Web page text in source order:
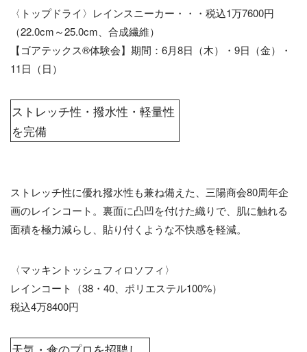
〈トップドライ〉レインスニーカー・・・税込1万7600円
（22.0cm～25.0cm、合成繊維）
【ゴアテックス®体験会】期間：6月8日（木）・9日（金）・
11日（日）
ストレッチ性・撥水性・軽量性
を完備
ストレッチ性に優れ撥水性も兼ね備えた、三陽商会80周年企
画のレインコート。裏面に凸凹を付けた織りで、肌に触れる
面積を極力減らし、貼り付くような不快感を軽減。
〈マッキントッシュフィロソフィ〉
レインコート（38・40、ポリエステル100%）
税込4万8400円